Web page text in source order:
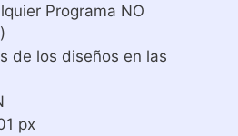
Programa NO
de los diseños en las
px